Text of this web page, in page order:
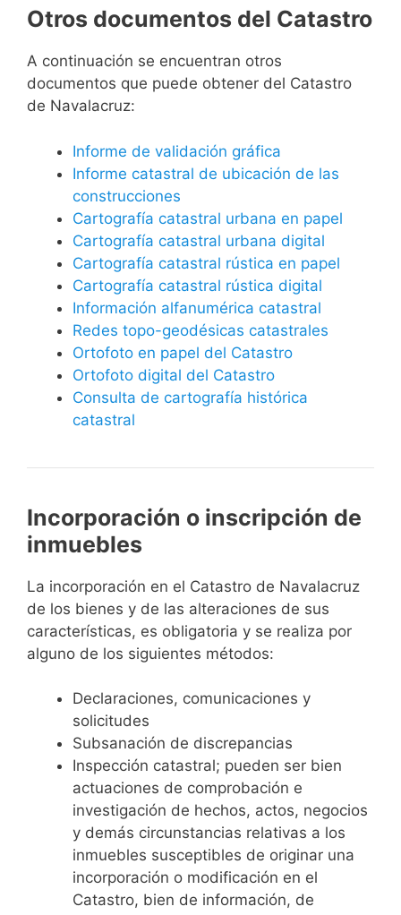
Otros documentos del Catastro
A continuación se encuentran otros
documentos que puede obtener del Catastro
de Navalacruz:
Informe de validación gráfica
Informe catastral de ubicación de las
construcciones
Cartografía catastral urbana en papel
Cartografía catastral urbana digital
Cartografía catastral rústica en papel
Cartografía catastral rústica digital
Información alfanumérica catastral
Redes topo-geodésicas catastrales
Ortofoto en papel del Catastro
Ortofoto digital del Catastro
Consulta de cartografía histórica
catastral
Incorporación o inscripción de
inmuebles
La incorporación en el Catastro de Navalacruz
de los bienes y de las alteraciones de sus
características, es obligatoria y se realiza por
alguno de los siguientes métodos:
Declaraciones, comunicaciones y
solicitudes
Subsanación de discrepancias
Inspección catastral; pueden ser bien
actuaciones de comprobación e
investigación de hechos, actos, negocios
y demás circunstancias relativas a los
inmuebles susceptibles de originar una
incorporación o modificación en el
Catastro, bien de información, de